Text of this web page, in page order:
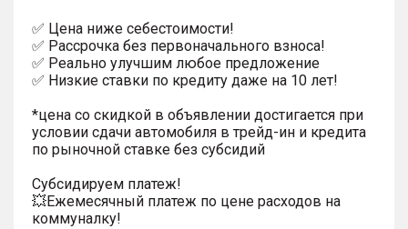
✅ Цена ниже себестоимости!
✅ Рассрочка без первоначального взноса!
✅ Реально улучшим любое предложение
✅ Низкие ставки по кредиту даже на 10 лет!
*цена со скидкой в объявлении достигается при
условии сдачи автомобиля в трейд-ин и кредита
по рыночной ставке без субсидий
Субсидируем платеж!
💥Ежемесячный платеж по цене расходов на
коммуналку!